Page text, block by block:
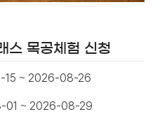
스 목공체험 신청
15 ~ 2026-08-26
01 ~ 2026-08-29